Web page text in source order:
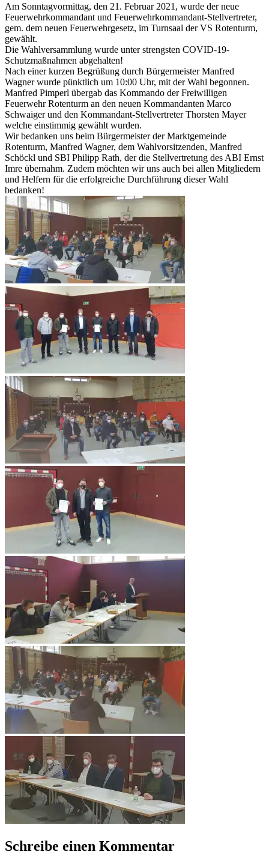
Am Sonntagvormittag, den 21. Februar 2021, wurde der neue
Feuerwehrkommandant und Feuerwehrkommandant-Stellvertreter,
gem. dem neuen Feuerwehrgesetz, im Turnsaal der VS Rotenturm,
gewählt.
Die Wahlversammlung wurde unter strengsten COVID-19-
Schutzmaßnahmen abgehalten!
Nach einer kurzen Begrüßung durch Bürgermeister Manfred
Wagner wurde pünktlich um 10:00 Uhr, mit der Wahl begonnen.
Manfred Pimperl übergab das Kommando der Freiwilligen
Feuerwehr Rotenturm an den neuen Kommandanten Marco
Schwaiger und den Kommandant-Stellvertreter Thorsten Mayer
welche einstimmig gewählt wurden.
Wir bedanken uns beim Bürgermeister der Marktgemeinde
Rotenturm, Manfred Wagner, dem Wahlvorsitzenden, Manfred
Schöckl und SBI Philipp Rath, der die Stellvertretung des ABI Ernst
Imre übernahm. Zudem möchten wir uns auch bei allen Mitgliedern
und Helfern für die erfolgreiche Durchführung dieser Wahl
bedanken!
Schreibe einen Kommentar